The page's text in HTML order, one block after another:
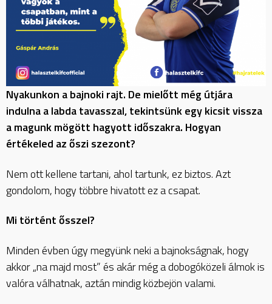
Nyakunkon a bajnoki rajt. De mielőtt még útjára
indulna a labda tavasszal, tekintsünk egy kicsit vissza
a magunk mögött hagyott időszakra. Hogyan
értékeled az őszi szezont?
Nem ott kellene tartani, ahol tartunk, ez biztos. Azt
gondolom, hogy többre hivatott ez a csapat.
Mi történt ősszel?
Minden évben úgy megyünk neki a bajnokságnak, hogy
akkor „na majd most” és akár még a dobogóközeli álmok is
valóra válhatnak, aztán mindig közbejön valami.